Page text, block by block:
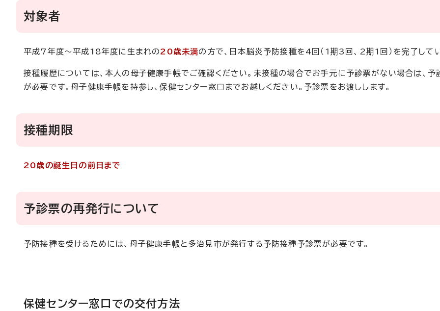
対象者
平成7年度～平成18年度に生まれの20歳未満の方で、日本脳炎予防接種を4回（1期3回、2期1回）を完了して
接種履歴については、本人の母子健康手帳でご確認ください。未接種の場合でお手元に予診票がない場合は、予
が必要です。母子健康手帳を持参し、保健センター窓口までお越しください。予診票をお渡しします。
接種期限
20歳の誕生日の前日まで
予診票の再発行について
予防接種を受けるためには、母子健康手帳と多治見市が発行する予防接種予診票が必要です。
保健センター窓口での交付方法